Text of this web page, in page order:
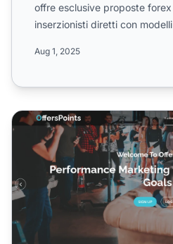
offre esclusive proposte
inserzionisti diretti con
Aug 1, 2025
Programma di Affiliazione